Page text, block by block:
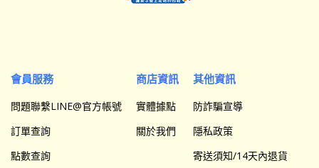
會員服務
問題聯繫LINE@官方帳號
訂單查詢
點數查詢
商店資訊
實體據點
關於我們
其他資訊
防詐騙宣導
隱私政策
寄送須知/14天內退貨